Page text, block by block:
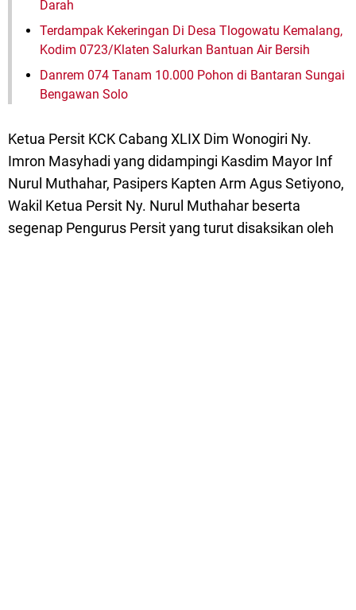
Darah
Terdampak Kekeringan Di Desa Tlogowatu Kemalang,
Kodim 0723/Klaten Salurkan Bantuan Air Bersih
Danrem 074 Tanam 10.000 Pohon di Bantaran Sungai
Bengawan Solo
Ketua Persit KCK Cabang XLIX Dim Wonogiri Ny.
Imron Masyhadi yang didampingi Kasdim Mayor Inf
Nurul Muthahar, Pasipers Kapten Arm Agus Setiyono,
Wakil Ketua Persit Ny. Nurul Muthahar beserta
segenap Pengurus Persit yang turut disaksikan oleh